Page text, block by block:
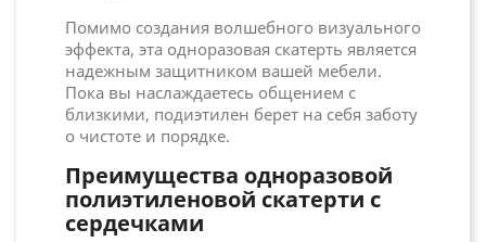
Помимо создания волшебного визуального
эффекта, эта одноразовая скатерть является
надежным защитником вашей мебели.
Пока вы наслаждаетесь общением с
близкими, подиэтилен берет на себя заботу
о чистоте и порядке.
Преимущества одноразовой
полиэтиленовой скатерти с
сердечками